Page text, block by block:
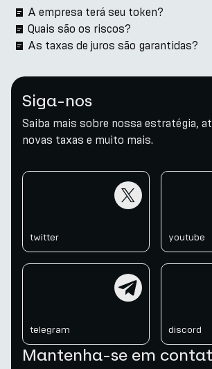
A empresa terá seu token?
Quais são os riscos?
As taxas de juros são garantidas?
Siga-nos
Saiba mais sobre nossa estratégia,
novas taxas e muito mais.
twitter youtube
telegram discord
Mantenha-se em